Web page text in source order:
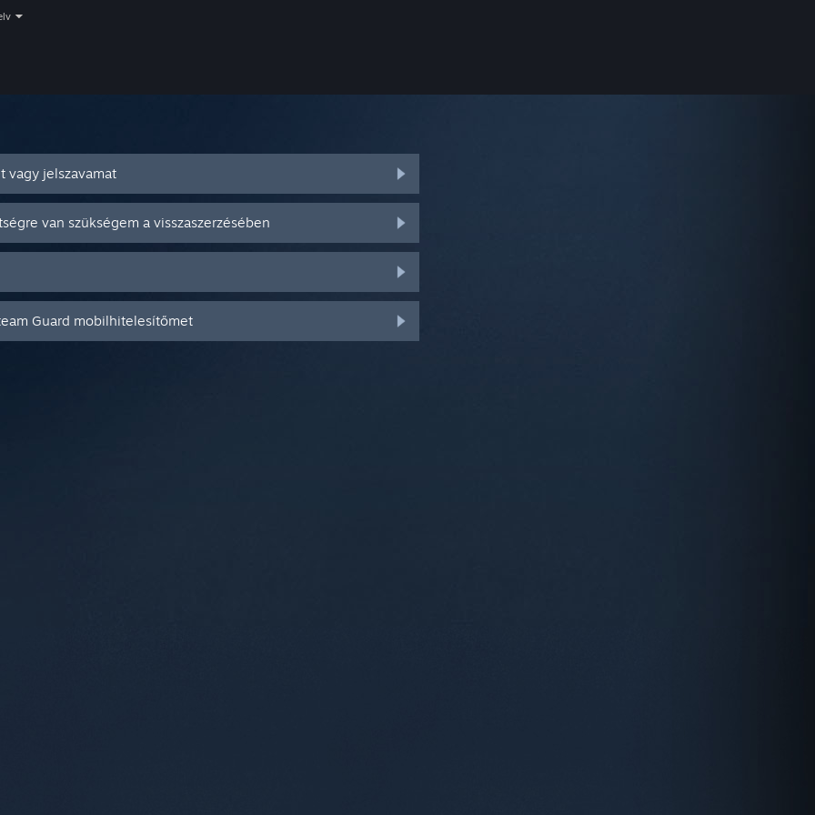
vagy jelszavamat
van szükségem a visszaszerzésében
Guard mobilhitelesítőmet